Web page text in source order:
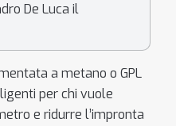
De Luca il
a metano o GPL
per chi vuole
e ridurre l’impronta